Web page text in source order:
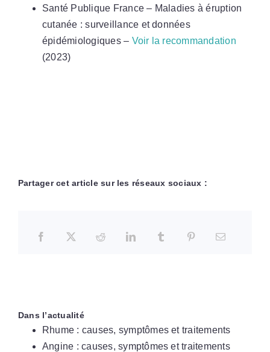
Santé Publique France – Maladies à éruption
cutanée : surveillance et données
épidémiologiques – Voir la recommandation
(2023)
Partager cet article sur les réseaux sociaux :
Dans l’actualité
Rhume : causes, symptômes et traitements
Angine : causes, symptômes et traitements